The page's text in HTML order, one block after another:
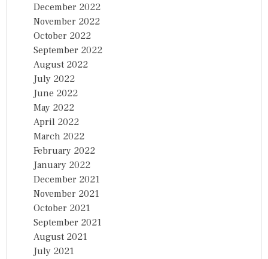
December 2022
November 2022
October 2022
September 2022
August 2022
July 2022
June 2022
May 2022
April 2022
March 2022
February 2022
January 2022
December 2021
November 2021
October 2021
September 2021
August 2021
July 2021